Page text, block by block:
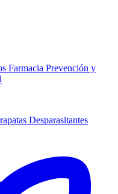
Farmacia Prevención y
Desparasitantes